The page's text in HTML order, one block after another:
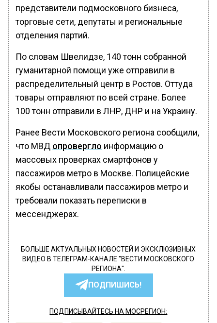
представители подмосковного бизнеса,
торговые сети, депутаты и региональные
отделения партий.
По словам Швелидзе, 140 тонн собранной
гуманитарной помощи уже отправили в
распределительный центр в Ростов. Оттуда
товары отправляют по всей стране. Более
100 тонн отправили в ЛНР, ДНР и на Украину.
Ранее Вести Московского региона сообщили,
что МВД опровергло информацию о
массовых проверках смартфонов у
пассажиров метро в Москве. Полицейские
якобы останавливали пассажиров метро и
требовали показать переписки в
мессенджерах.
БОЛЬШЕ АКТУАЛЬНЫХ НОВОСТЕЙ И ЭКСКЛЮЗИВНЫХ
ВИДЕО В ТЕЛЕГРАМ-КАНАЛЕ "ВЕСТИ МОСКОВСКОГО
РЕГИОНА".
ПОДПИШИСЬ!
ПОДПИСЫВАЙТЕСЬ НА МОСРЕГИОН: